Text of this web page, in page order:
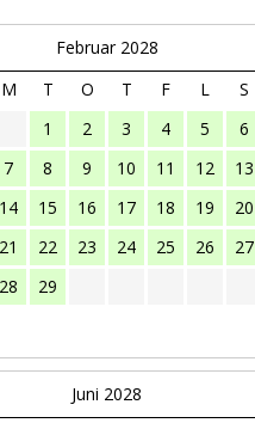
Februar 2028
M
T O T F L
S
1 2 3 4 5
6
7 8 9 10 11 12
13
14 15 16 17 18 19
20
21 22 23 24 25 26
27
28 29
Juni 2028